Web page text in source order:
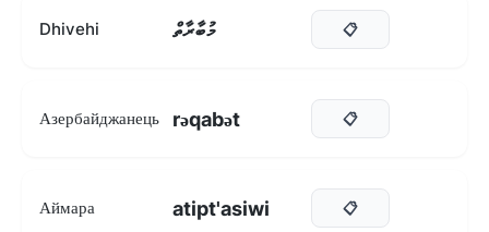
Dhivehi މުބާރާތް 📋
Азербайджанець rəqabət 📋
Аймара atipt'asiwi 📋